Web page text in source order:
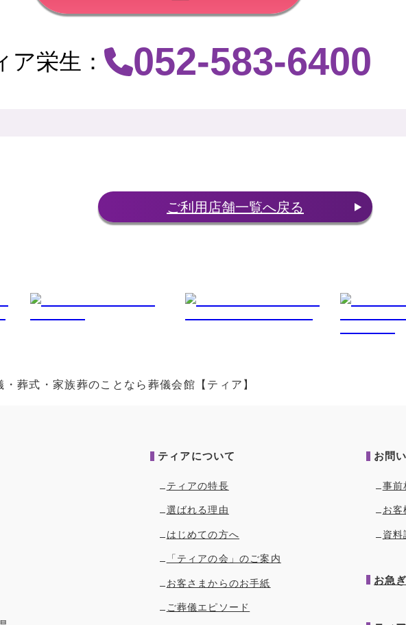
ア栄生 ： 052-583-6400
ご利用店舗一覧へ戻る
葬式・家族葬のことなら葬儀会館【ティア】
ティアについて
ティアの特長
選ばれる理由
はじめての方へ
「ティアの会」のご案内
お客さまからのお手紙
ご葬儀エピソード
お問
事前
お客
資料
お急